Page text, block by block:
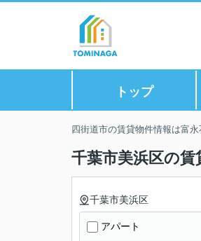
トップ
四街道市の賃貸物件情報は富
千葉市美浜区の賃
千葉市美浜区
アパート